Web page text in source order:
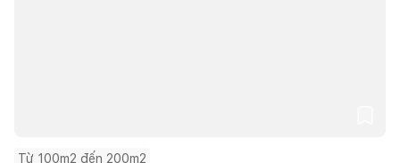
Từ 100m2 đến 200m2